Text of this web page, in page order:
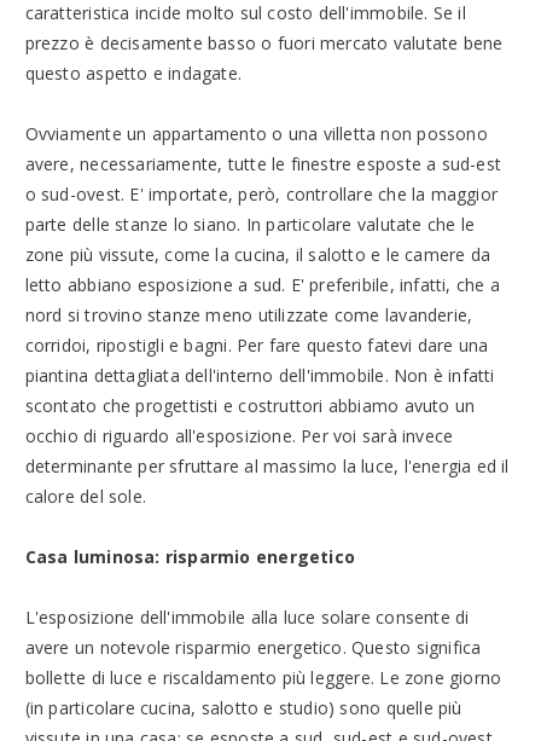
caratteristica incide molto sul costo dell'immobile. Se il
prezzo è decisamente basso o fuori mercato valutate bene
questo aspetto e indagate.
Ovviamente un appartamento o una villetta non possono
avere, necessariamente, tutte le finestre esposte a sud-est
o sud-ovest. E' importate, però, controllare che la maggior
parte delle stanze lo siano. In particolare valutate che le
zone più vissute, come la cucina, il salotto e le camere da
letto abbiano esposizione a sud. E' preferibile, infatti, che a
nord si trovino stanze meno utilizzate come lavanderie,
corridoi, ripostigli e bagni. Per fare questo fatevi dare una
piantina dettagliata dell'interno dell'immobile. Non è infatti
scontato che progettisti e costruttori abbiamo avuto un
occhio di riguardo all'esposizione. Per voi sarà invece
determinante per sfruttare al massimo la luce, l'energia ed il
calore del sole.
Casa luminosa: risparmio energetico
L'esposizione dell'immobile alla luce solare consente di
avere un notevole risparmio energetico. Questo significa
bollette di luce e riscaldamento più leggere. Le zone giorno
(in particolare cucina, salotto e studio) sono quelle più